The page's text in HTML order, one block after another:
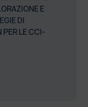
E
DI
PER LE CCI-